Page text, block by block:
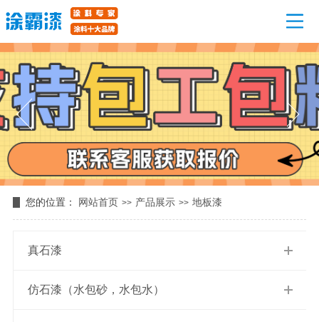
您的位置： 网站首页 >> 产品展示 >> 地板漆
真石漆
仿石漆（水包砂，水包水）